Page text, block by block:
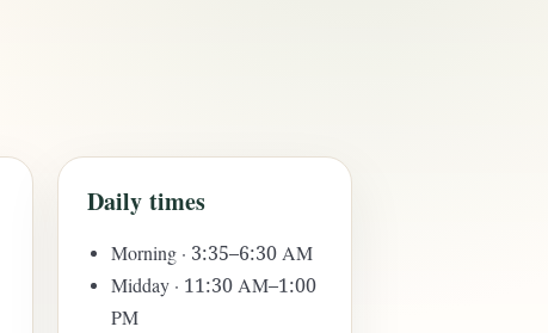
Daily times
Morning · 3:35–6:30 AM
Midday · 11:30 AM–1:00
PM